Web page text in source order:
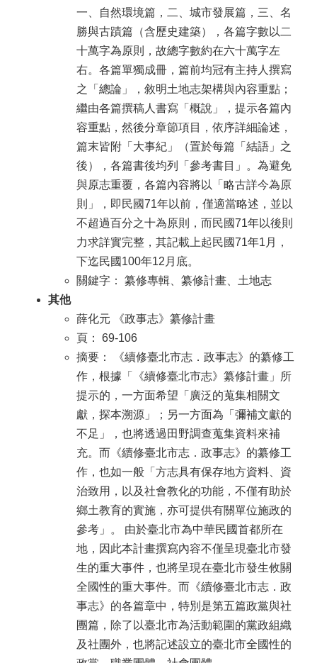
一、自然環境篇，二、城市發展篇，三、名
勝與古蹟篇（含歷史建築），各篇字數以二
十萬字為原則，故總字數約在六十萬字左
右。各篇單獨成冊，篇前均冠有主持人撰寫
之「總論」，敘明土地志架構與內容重點；
繼由各篇撰稿人書寫「概說」，提示各篇內
容重點，然後分章節項目，依序詳細論述，
篇末皆附「大事紀」（置於每篇「結語」之
後），各篇書後均列「參考書目」。為避免
與原志重覆，各篇內容將以「略古詳今為原
則」，即民國71年以前，僅適當略述，並以
不超過百分之十為原則，而民國71年以後則
力求詳實完整，其記載上起民國71年1月，
下迄民國100年12月底。
關鍵字： 纂修專輯、纂修計畫、土地志
其他
薛化元 《政事志》纂修計畫
頁： 69-106
摘要： 《續修臺北市志．政事志》的纂修工
作，根據「《續修臺北市志》纂修計畫」所
提示的，一方面希望「廣泛的蒐集相關文
獻，探本溯源」；另一方面為「彌補文獻的
不足」，也將透過田野調查蒐集資料來補
充。而《續修臺北市志．政事志》的纂修工
作，也如一般「方志具有保存地方資料、資
治致用，以及社會教化的功能，不僅有助於
鄉土教育的實施，亦可提供有關單位施政的
參考」。 由於臺北市為中華民國首都所在
地，因此本計畫撰寫內容不僅呈現臺北市發
生的重大事件，也將呈現在臺北市發生攸關
全國性的重大事件。而《續修臺北市志．政
事志》的各篇章中，特別是第五篇政黨與社
團篇，除了以臺北市為活動範圍的黨政組織
及社團外，也將記述設立的臺北市全國性的